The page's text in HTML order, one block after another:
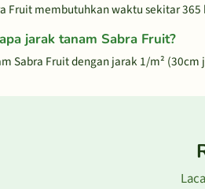
Fruit membutuhkan waktu sekitar
jarak tanam Sabra Fruit?
Sabra Fruit dengan jarak 1/m²